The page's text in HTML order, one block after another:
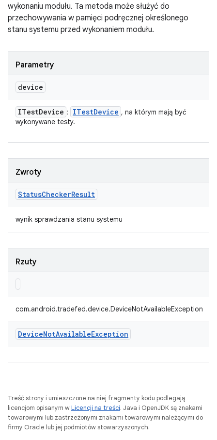
wykonaniu modułu. Ta metoda może służyć do
przechowywania w pamięci podręcznej określonego
stanu systemu przed wykonaniem modułu.
Parametry
device
ITestDevice : ITestDevice , na którym mają być
wykonywane testy.
Zwroty
StatusCheckerResult
wynik sprawdzania stanu systemu
Rzuty
com.android.tradefed.device.DeviceNotAvailableException
DeviceNotAvailableException
Treść strony i umieszczone na niej fragmenty kodu podlegają
licencjom opisanym wLicencji na treści. Java i OpenJDK są znakami
towarowymi lub zastrzeżonymi znakami towarowymi należącymi do
firmy Oracle lub jej podmiotów stowarzyszonych.